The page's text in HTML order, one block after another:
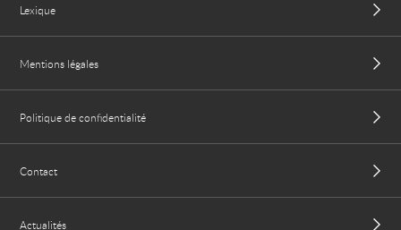
Lexique
Mentions légales
Politique de confidentialité
Contact
Actualités